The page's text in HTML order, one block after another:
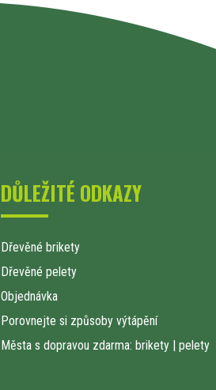
DŮLEŽITÉ ODKAZY
Dřevěné brikety
Dřevěné pelety
Objednávka
Porovnejte si způsoby výtápění
Města s dopravou zdarma: brikety | pelety